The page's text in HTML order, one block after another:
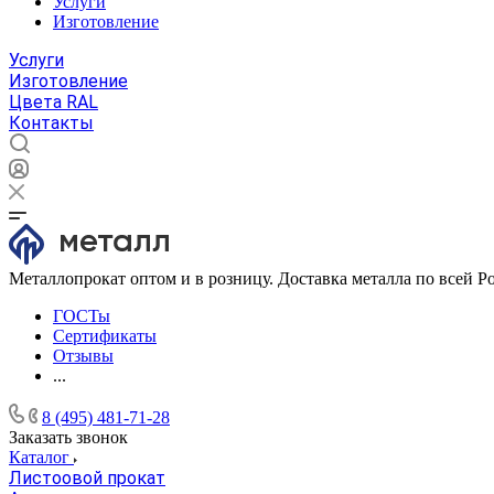
Изготовление
Услуги
Изготовление
Цвета RAL
Контакты
Металлопрокат оптом и в розницу. Доставка металла по всей
ГОСТы
Сертификаты
Отзывы
...
8 (495) 481-71-28
Заказать звонок
Каталог
Листоовой прокат